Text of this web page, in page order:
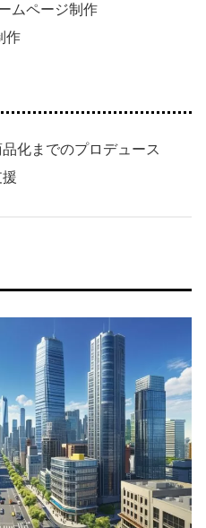
ムページ制作
作
化までのプロデュース